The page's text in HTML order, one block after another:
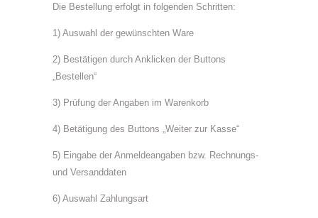
Die Bestellung erfolgt in folgenden Schritten:
1) Auswahl der gewünschten Ware
2) Bestätigen durch Anklicken der Buttons
„Bestellen“
3) Prüfung der Angaben im Warenkorb
4) Betätigung des Buttons „Weiter zur Kasse“
5) Eingabe der Anmeldeangaben bzw. Rechnungs-
und Versanddaten
6) Auswahl Zahlungsart